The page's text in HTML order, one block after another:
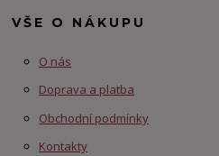
VŠE O NÁKUPU
O nás
Doprava a platba
Obchodní podmínky
Kontakty